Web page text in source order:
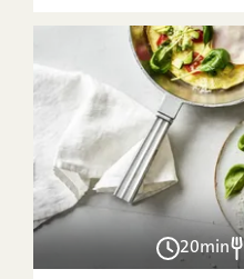
20min